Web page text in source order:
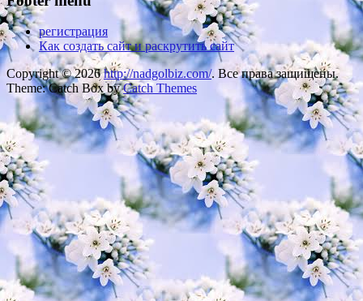
регистрация
Как создать сайт и раскрутить сайт
Copyright © 2026http://nadgolbiz.com/. Все права защищены.
Theme: Catch Box byCatch Themes